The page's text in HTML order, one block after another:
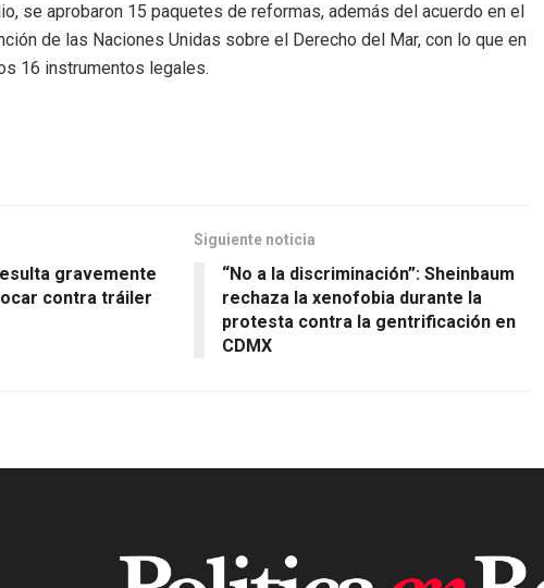
se aprobaron 15 paquetes de reformas, además del acuerdo en el
de las Naciones Unidas sobre el Derecho del Mar, con lo que en
16 instrumentos legales.
gravemente
contra tráiler
Siguiente noticia
“No a la discriminación”: Sheinbaum
rechaza la xenofobia durante la
protesta contra la gentrificación en
CDMX